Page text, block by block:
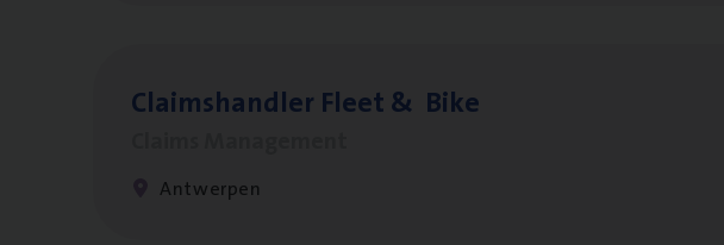
Claims­hand­ler Fleet& Bike
Antwerpen